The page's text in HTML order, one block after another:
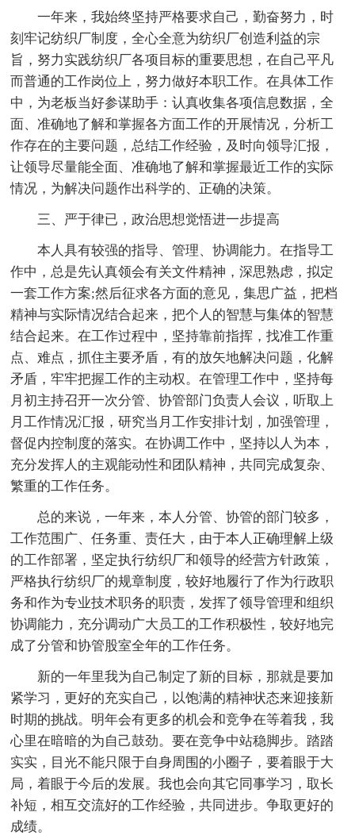
一年来，我始终坚持严格要求自己，勤奋努力，时
刻牢记纺织厂制度，全心全意为纺织厂创造利益的宗
旨，努力实践纺织厂各项目标的重要思想，在自己平凡
而普通的工作岗位上，努力做好本职工作。在具体工作
中，为老板当好参谋助手：认真收集各项信息数据，全
面、准确地了解和掌握各方面工作的开展情况，分析工
作存在的主要问题，总结工作经验，及时向领导汇报，
让领导尽量能全面、准确地了解和掌握最近工作的实际
情况，为解决问题作出科学的、正确的决策。
三、严于律已，政治思想觉悟进一步提高
本人具有较强的指导、管理、协调能力。在指导工
作中，总是先认真领会有关文件精神，深思熟虑，拟定
一套工作方案;然后征求各方面的意见，集思广益，把档
精神与实际情况结合起来，把个人的智慧与集体的智慧
结合起来。在工作过程中，坚持靠前指挥，找准工作重
点、难点，抓住主要矛盾，有的放矢地解决问题，化解
矛盾，牢牢把握工作的主动权。在管理工作中，坚持每
月初主持召开一次分管、协管部门负责人会议，听取上
月工作情况汇报，研究当月工作安排计划，加强管理，
督促内控制度的落实。在协调工作中，坚持以人为本，
充分发挥人的主观能动性和团队精神，共同完成复杂、
繁重的工作任务。
总的来说，一年来，本人分管、协管的部门较多，
工作范围广、任务重、责任大，由于本人正确理解上级
的工作部署，坚定执行纺织厂和领导的经营方针政策，
严格执行纺织厂的规章制度，较好地履行了作为行政职
务和作为专业技术职务的职责，发挥了领导管理和组织
协调能力，充分调动广大员工的工作积极性，较好地完
成了分管和协管股室全年的工作任务。
新的一年里我为自己制定了新的目标，那就是要加
紧学习，更好的充实自己，以饱满的精神状态来迎接新
时期的挑战。明年会有更多的机会和竞争在等着我，我
心里在暗暗的为自己鼓劲。要在竞争中站稳脚步。踏踏
实实，目光不能只限于自身周围的小圈子，要着眼于大
局，着眼于今后的发展。我也会向其它同事学习，取长
补短，相互交流好的工作经验，共同进步。争取更好的
成绩。